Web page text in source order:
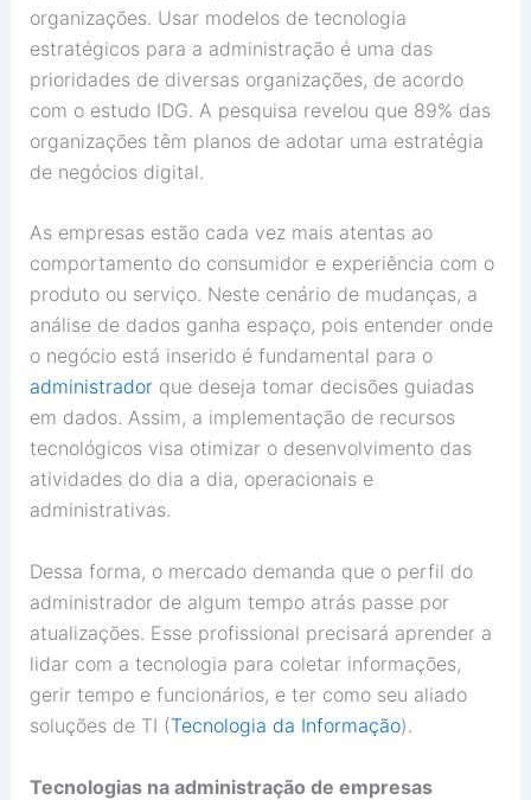
organizações. Usar modelos de tecnologia
estratégicos para a administração é uma das
prioridades de diversas organizações, de acordo
com o estudo IDG. A pesquisa revelou que 89% das
organizações têm planos de adotar uma estratégia
de negócios digital.
As empresas estão cada vez mais atentas ao
comportamento do consumidor e experiência com o
produto ou serviço. Neste cenário de mudanças, a
análise de dados ganha espaço, pois entender onde
o negócio está inserido é fundamental para o
administradorque deseja tomar decisões guiadas
em dados. Assim, a implementação de recursos
tecnológicos visa otimizar o desenvolvimento das
atividades do dia a dia, operacionais e
administrativas.
Dessa forma, o mercado demanda que o perfil do
administrador de algum tempo atrás passe por
atualizações. Esse profissional precisará aprender a
lidar com a tecnologia para coletar informações,
gerir tempo e funcionários, e ter como seu aliado
soluções de TI (Tecnologia da Informação).
Tecnologias na administração de empresas